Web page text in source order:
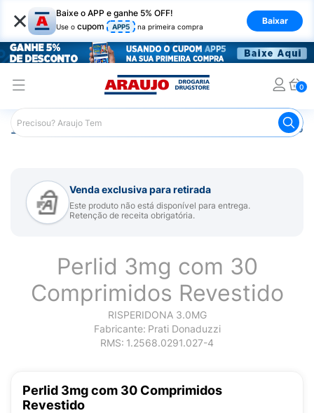
× Baixe o APP e ganhe 5% OFF!
Use o cupom APP5 na primeira compra
Baixar
0
Araujo Medicamentos Remédio para Sistema Nervoso
Venda exclusiva para retirada
Este produto não está disponível para entrega.
Retenção de receita obrigatória.
Perlid 3mg com 30
Comprimidos Revestido
RISPERIDONA 3.0MG
Fabricante: Prati Donaduzzi
RMS: 1.2568.0291.027-4
Perlid 3mg com 30 Comprimidos
Revestido